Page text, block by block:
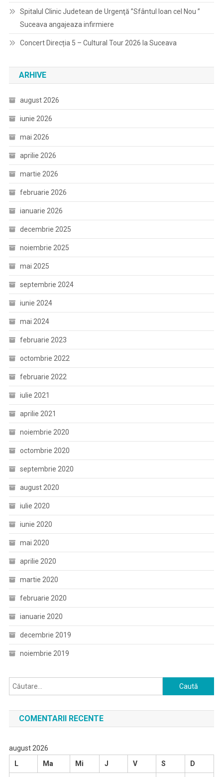
Spitalul Clinic Judetean de Urgenţă ”Sfântul Ioan cel Nou ”
Suceava angajeaza infirmiere
Concert Direcția 5 – Cultural Tour 2026 la Suceava
ARHIVE
august 2026
iunie 2026
mai 2026
aprilie 2026
martie 2026
februarie 2026
ianuarie 2026
decembrie 2025
noiembrie 2025
mai 2025
septembrie 2024
iunie 2024
mai 2024
februarie 2023
octombrie 2022
februarie 2022
iulie 2021
aprilie 2021
noiembrie 2020
octombrie 2020
septembrie 2020
august 2020
iulie 2020
iunie 2020
mai 2020
aprilie 2020
martie 2020
februarie 2020
ianuarie 2020
decembrie 2019
noiembrie 2019
Caută
după:
COMENTARII RECENTE
august 2026
L
Ma Mi J V S D